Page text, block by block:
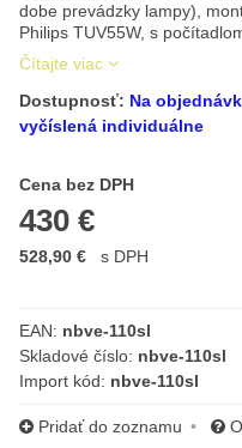
dobe prevádzky lampy),
Philips TUV55W, s
Čítajte viac
Dostupnosť: Na
vyčíslená individuálne
Cena bez DPH
430 €
Cena s DPH
528,90 € s DPH
EAN: nbve-110sl
Skladové číslo: nbve-110sl
Import kód: nbve-110sl
Pridať do zoznamu